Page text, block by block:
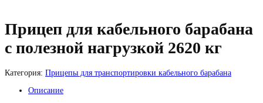
Прицеп для кабельного барабана
с полезной нагрузкой 2620 кг
Категория: Прицепы для транспортировки кабельного барабана
Описание